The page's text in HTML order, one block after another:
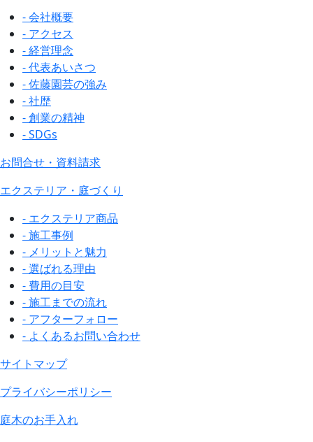
- 会社概要
- アクセス
- 経営理念
- 代表あいさつ
- 佐藤園芸の強み
- 社歴
- 創業の精神
- SDGs
お問合せ・資料請求
エクステリア・庭づくり
- エクステリア商品
- 施工事例
- メリットと魅力
- 選ばれる理由
- 費用の目安
- 施工までの流れ
- アフターフォロー
- よくあるお問い合わせ
サイトマップ
プライバシーポリシー
庭木のお手入れ